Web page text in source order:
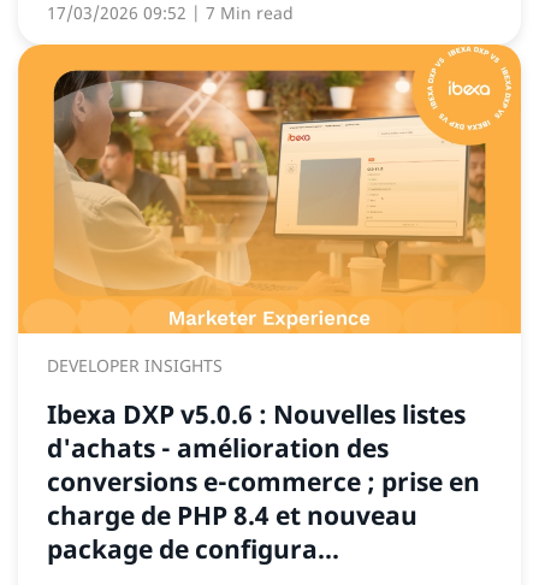
17/03/2026 09:52 | 7 Min read
DEVELOPER INSIGHTS
Ibexa DXP v5.0.6 : Nouvelles listes
d'achats - amélioration des
conversions e-commerce ; prise en
charge de PHP 8.4 et nouveau
package de configura...